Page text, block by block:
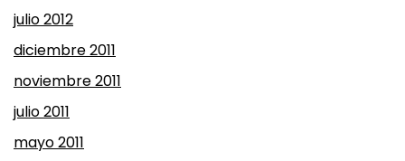
julio 2012
diciembre 2011
noviembre 2011
julio 2011
mayo 2011